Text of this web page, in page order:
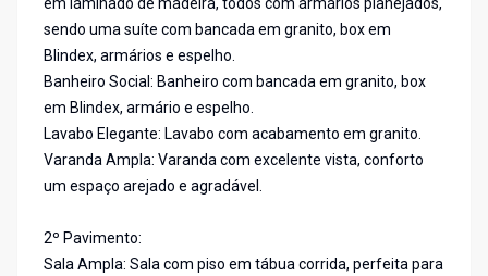
em laminado de madeira, todos com armários planejados,
sendo uma suíte com bancada em granito, box em
Blindex, armários e espelho.
Banheiro Social: Banheiro com bancada em granito, box
em Blindex, armário e espelho.
Lavabo Elegante: Lavabo com acabamento em granito.
Varanda Ampla: Varanda com excelente vista, conforto
um espaço arejado e agradável.
2º Pavimento:
Sala Ampla: Sala com piso em tábua corrida, perfeita para